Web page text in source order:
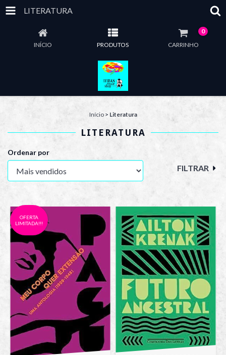
LITERATURA
INÍCIO PRODUTOS CARRINHO
0
Início > Literatura
LITERATURA
Ordenar por
FILTRAR
OFERTA
LIMITADA!!!